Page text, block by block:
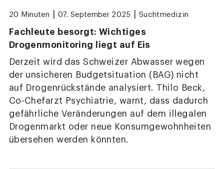
20 Minuten 07. September 2025 Suchtmedizin
Fachleute besorgt: Wichtiges
Drogenmonitoring liegt auf Eis
Derzeit wird das Schweizer Abwasser wegen
der unsicheren Budgetsituation (BAG) nicht
auf Drogenrückstände analysiert. Thilo Beck,
Co-Chefarzt Psychiatrie, warnt, dass dadurch
gefährliche Veränderungen auf dem illegalen
Drogenmarkt oder neue Konsumgewohnheiten
übersehen werden könnten.